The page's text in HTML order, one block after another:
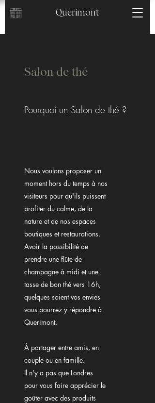
Querimont
Salon de thé
Pourquoi un Salon de thé ?
Nous voulons proposer un
moment hors du temps à nos
visiteurs pour qu'ils puissent
profiter du calme, de la
nature et de nos espaces
boutiques et restaurations.
Avoir la possibilité de
prendre une flûte de
champagne à midi et une
tasse de bon thé vers 16h,
quelques soient vos envies
vous pourrez y répondre à
Querimont.
À partager entre amis, en
couple ou en famille.
Il n'y a pas que Londres
pour vous faire apprécier le
goûter avec des produits